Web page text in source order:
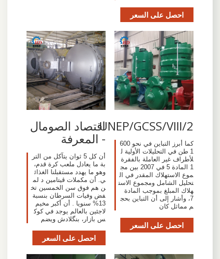
احصل على السعر
UNEP/GCSS/VIII/2
كما أبرز التباين في نحو 600
1 طن في التحليلات الأولية ل
لأطراف غير العاملة بالفقرة
1 المادة 5 في 2007 بين مج
موع الاستهلاك المقدر في ال
تحليل الشامل ومجموع الاست
هلاك المبلغ بموجب المادة
7، وأشار إلى أن التباين بحج
م مماثل كان
احصل على السعر
اقتصاد الصومال
- المعرفة
أن كل 5 ثوان يتآكل من التر
بة ما يعادل ملعب كرة قدم،
وهو ما يهدد مستقبلنا الغذائ
ي. أن مكملات ڤيتامين د لم
ن هم فوق سن الخمسين تخ
فض وفيات السرطان بنسبة
13% سنويا . أن أكبر مخيم
لاجئين بالعالم يوجد في كوك
س بازار، بنگلادش ويضم
احصل على السعر